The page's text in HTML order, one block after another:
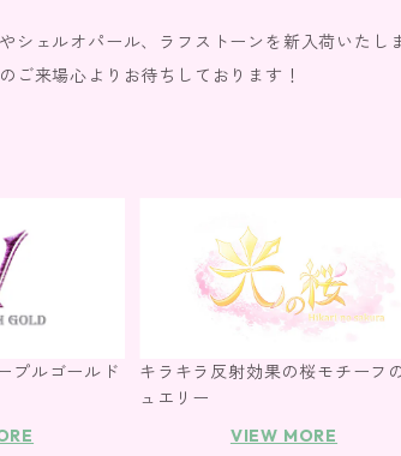
シェルオパール、ラフストーンを新入荷いたし
ご来場心よりお待ちしております！
プルゴールド
キラキラ反射効果の桜モチーフ
ュエリー
VIEW MORE